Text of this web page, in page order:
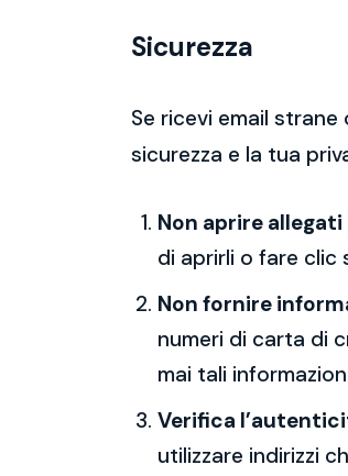
Sicurezza
Se ricevi email
sicurezza e la tua
Non aprire
di aprirli o fare clic
Non fornire
numeri di carta di
mai tali
Verifica
utilizzare indirizzi